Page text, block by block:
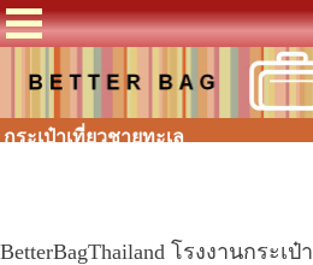
กระเป๋าเที่ยวชายทะเล
BetterBagThailand โรงงานกระเป๋า